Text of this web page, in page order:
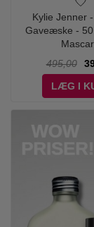
Kylie Jenner
Gaveæske -
495,00
LÆG I